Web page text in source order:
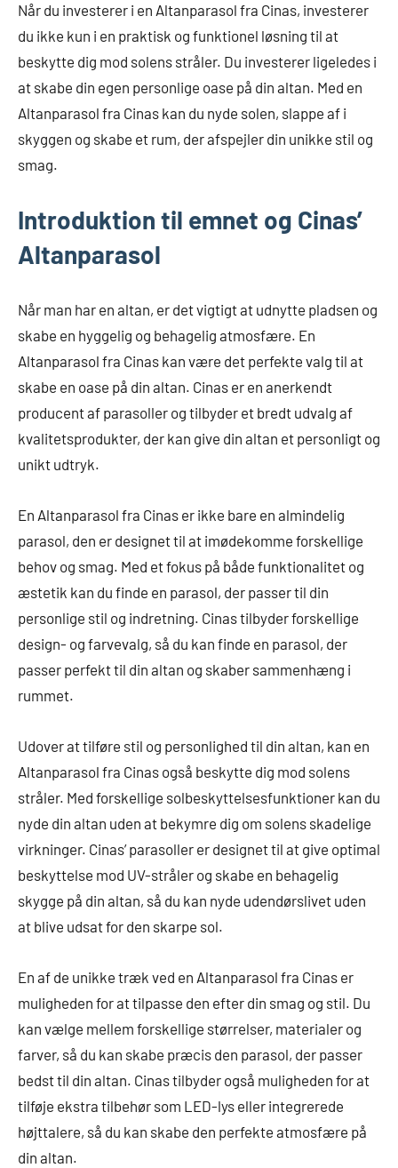
Når du investerer i en Altanparasol fra Cinas, investerer
du ikke kun i en praktisk og funktionel løsning til at
beskytte dig mod solens stråler. Du investerer ligeledes i
at skabe din egen personlige oase på din altan. Med en
Altanparasol fra Cinas kan du nyde solen, slappe af i
skyggen og skabe et rum, der afspejler din unikke stil og
smag.
Introduktion til emnet og Cinas’
Altanparasol
Når man har en altan, er det vigtigt at udnytte pladsen og
skabe en hyggelig og behagelig atmosfære. En
Altanparasol fra Cinas kan være det perfekte valg til at
skabe en oase på din altan. Cinas er en anerkendt
producent af parasoller og tilbyder et bredt udvalg af
kvalitetsprodukter, der kan give din altan et personligt og
unikt udtryk.
En Altanparasol fra Cinas er ikke bare en almindelig
parasol, den er designet til at imødekomme forskellige
behov og smag. Med et fokus på både funktionalitet og
æstetik kan du finde en parasol, der passer til din
personlige stil og indretning. Cinas tilbyder forskellige
design- og farvevalg, så du kan finde en parasol, der
passer perfekt til din altan og skaber sammenhæng i
rummet.
Udover at tilføre stil og personlighed til din altan, kan en
Altanparasol fra Cinas også beskytte dig mod solens
stråler. Med forskellige solbeskyttelsesfunktioner kan du
nyde din altan uden at bekymre dig om solens skadelige
virkninger. Cinas’ parasoller er designet til at give optimal
beskyttelse mod UV-stråler og skabe en behagelig
skygge på din altan, så du kan nyde udendørslivet uden
at blive udsat for den skarpe sol.
En af de unikke træk ved en Altanparasol fra Cinas er
muligheden for at tilpasse den efter din smag og stil. Du
kan vælge mellem forskellige størrelser, materialer og
farver, så du kan skabe præcis den parasol, der passer
bedst til din altan. Cinas tilbyder også muligheden for at
tilføje ekstra tilbehør som LED-lys eller integrerede
højttalere, så du kan skabe den perfekte atmosfære på
din altan.